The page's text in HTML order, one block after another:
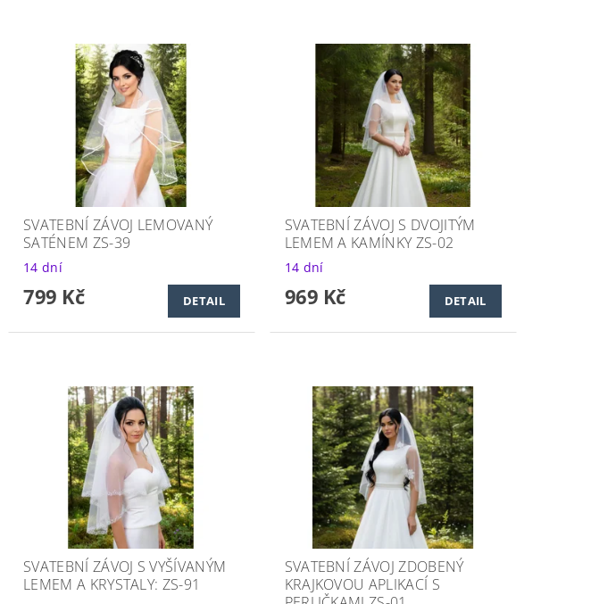
SVATEBNÍ ZÁVOJ LEMOVANÝ
SATÉNEM ZS-39
14 dní
799 Kč DETAIL
SVATEBNÍ ZÁVOJ S DVOJITÝM
LEMEM A KAMÍNKY ZS-02
14 dní
969 Kč DETAIL
SVATEBNÍ ZÁVOJ S VYŠÍVANÝM
LEMEM A KRYSTALY: ZS-91
SVATEBNÍ ZÁVOJ ZDOBENÝ
KRAJKOVOU APLIKACÍ S